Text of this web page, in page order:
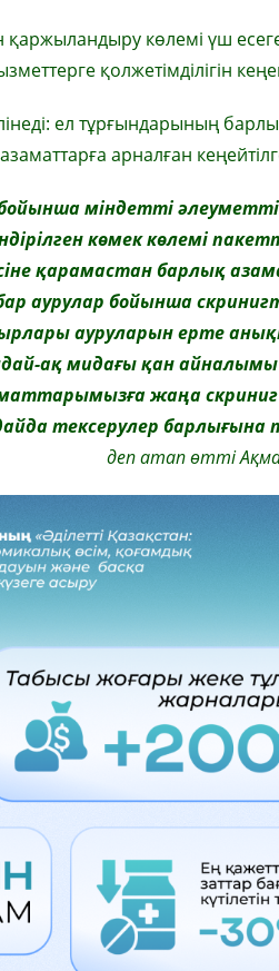
қаржыландыру көлемі үш
қолжетімділігін
ел тұрғындарының
арналған
міндетті
көмек көлемі
қарамастан барлық
аурулар бойынша
ауруларын ерте
ақ мидағы қан
жаңа скриниг
тексерулер барлығына
деп атап өтті